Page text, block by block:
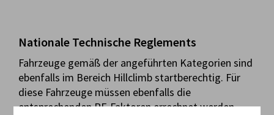
Nationale Technische Reglements
Fahrzeuge gemäß der angeführten Kategorien sind
ebenfalls im Bereich Hillclimb startberechtig. Für
diese Fahrzeuge müssen ebenfalls die
entsprechenden PF-Faktoren errechnet werden.